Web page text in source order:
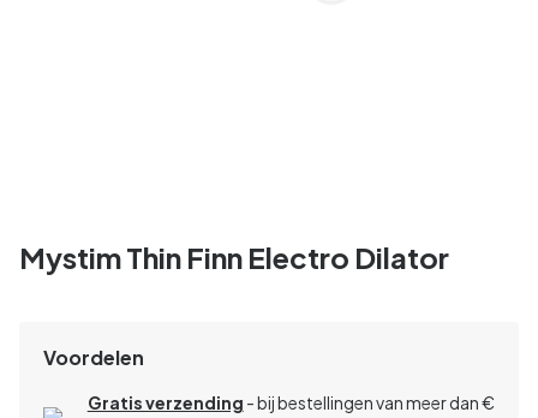
Mystim Thin Finn Electro Dilator
Voordelen
Gratis verzending - bij bestellingen van meer dan €